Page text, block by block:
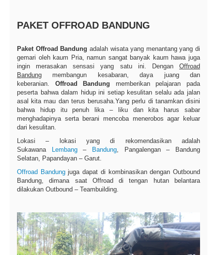
PAKET OFFROAD BANDUNG
Paket Offroad Bandung adalah wisata yang menantang yang di
gemari oleh kaum Pria, namun sangat banyak kaum hawa juga
ingin merasakan sensasi yang satu ini. Dengan Offroad
Bandung membangun kesabaran, daya juang dan
keberanian. Offroad Bandung memberikan pelajaran pada
peserta bahwa dalam hidup ini setiap kesulitan selalu ada jalan
asal kita mau dan terus berusaha.Yang perlu di tanamkan disini
bahwa hidup itu penuh lika – liku dan kita harus sabar
menghadapinya serta berani mencoba menerobos agar keluar
dari kesulitan.
Lokasi – lokasi yang di rekomendasikan adalah
Sukawana
Lembang– Bandung , Pangalengan – Bandung
Selatan, Papandayan – Garut.
Offroad Bandungjuga dapat di kombinasikan dengan Outbound
Bandung, dimana saat Offroad di tengan hutan belantara
dilakukan Outbound – Teambuilding.